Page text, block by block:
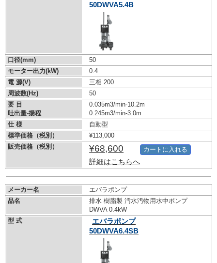
50DWVA5.4B
口径(mm)
50
モーター出力(kW)
0.4
電 源(V)
三相 200
周波数(Hz)
50
要 目
吐出量-揚程
0.035m3/min-10.2m
0.245m3/min-3.0m
仕 様
自動型
標準価格（税別）
¥113,000
販売価格（税別）
¥68,600
詳細はこちらへ
カートに入れる
メーカー名
エバラポンプ
品名
排水 樹脂製 汚水汚物用水中ポンプ
DWVA 0.4kW
型 式
エバラポンプ
50DWVA6.4SB